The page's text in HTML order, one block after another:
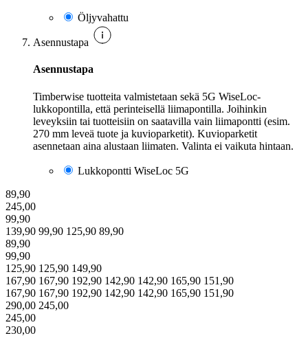
Öljyvahattu
Asennustapa
Asennustapa
Timberwise tuotteita valmistetaan sekä 5G WiseLoc-
lukkopontilla, että perinteisellä liimapontilla. Joihinkin
leveyksiin tai tuotteisiin on saatavilla vain liimapontti (esim.
270 mm leveä tuote ja kuvioparketit). Kuvioparketit
asennetaan aina alustaan liimaten. Valinta ei vaikuta hintaan.
Lukkopontti WiseLoc 5G
89,90
245,00
99,90
139,90 99,90 125,90 89,90
89,90
99,90
125,90 125,90 149,90
167,90 167,90 192,90 142,90 142,90 165,90 151,90
167,90 167,90 192,90 142,90 142,90 165,90 151,90
290,00 245,00
245,00
230,00